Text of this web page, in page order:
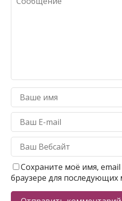
Сохраните моё имя,
браузере для